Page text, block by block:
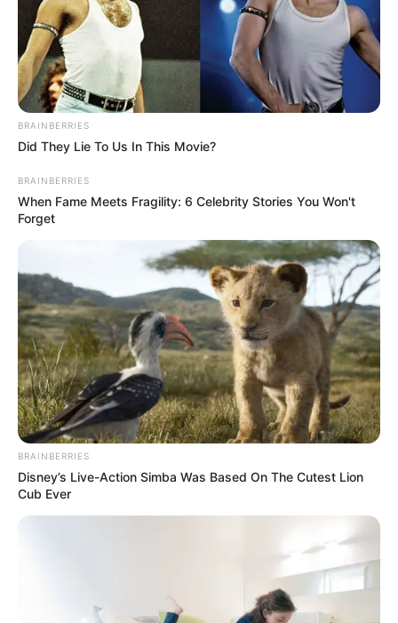
BRAINBERRIES
Did They Lie To Us In This Movie?
BRAINBERRIES
When Fame Meets Fragility: 6 Celebrity Stories You Won't
Forget
BRAINBERRIES
Disney’s Live-Action Simba Was Based On The Cutest Lion
Cub Ever